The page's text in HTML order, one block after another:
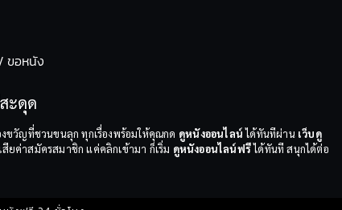
ขอหนัง
ะดุด
ขวัญที่ชวนขนลุก ทุกเรื่องพร้อมให้คุณกด ดูหนังออนไลน์ได้ทันทีผ่าน เว็บดู
ยค่าสมัครสมาชิก แค่คลิกเข้ามา ก็เริ่ม ดูหนังออนไลน์ฟรีได้ทันที สนุกได้ต่อ